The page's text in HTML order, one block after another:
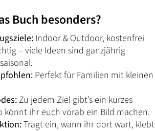
Buch besonders?
Indoor & Outdoor, kostenfrei
– viele Ideen sind ganzjährig
Perfekt für Familien mit kleinen
Zu jedem Ziel gibt’s ein kurzes
könnt ihr euch vorab ein Bild machen.
Tragt ein, wann ihr dort wart, klebt